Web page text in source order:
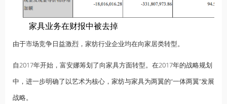
家具业务在财报中被去掉
由于市场竞争日益激烈，家纺行业企业均在向家居类转型。
自2017年开始，富安娜筹划了向家具方面转型。在2017年的战略规划
中，进一步明确了以艺术为核心，家纺与家具为两翼的“一体两翼”发展
战略。